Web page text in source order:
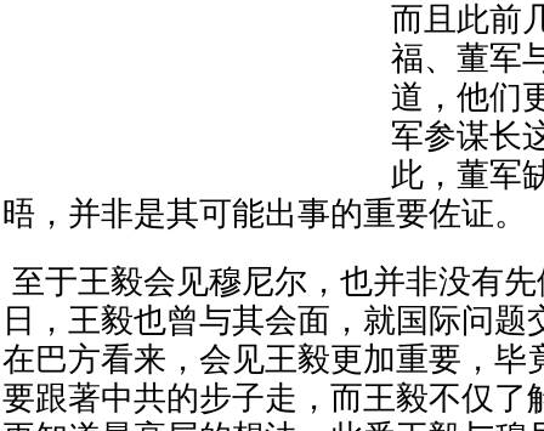
而且此前
福、董军
道，他们
军参谋长
此，董军
晤，并非是其可能出事的重要佐证。
至于王毅会见穆尼尔，也并非没有
日，王毅也曾与其会面，就国际问题
在巴方看来，会见王毅更加重要，毕
要跟著中共的步子走，而王毅不仅了